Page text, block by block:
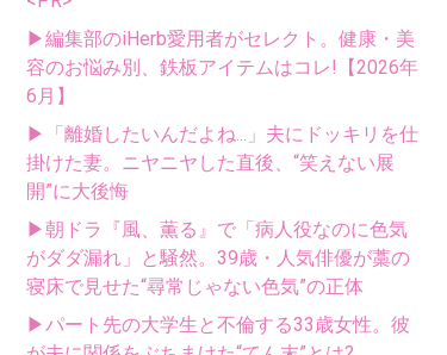
▶編集部のiHerb愛用者がセレクト。健康・美
容のお悩み別、鉄板アイテムはコレ!【2026年
6月】
▶「離婚したいんだよね...」夫にドッキリを仕
掛けた妻。ニヤニヤした直後、“笑えない展
開”に大後悔
▶朝ドラ『風、薫る』で「病人役なのに色気
がダダ漏れ」と騒然。39歳・人気俳優が藁の
寝床で見せた“尋常じゃない色気”の正体
▶パート先の大学生と不倫する33歳女性。彼